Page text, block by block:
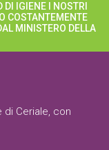
DI IGIENE I NOSTRI
COSTANTEMENTE
MINISTERO DELLA
di Ceriale, con